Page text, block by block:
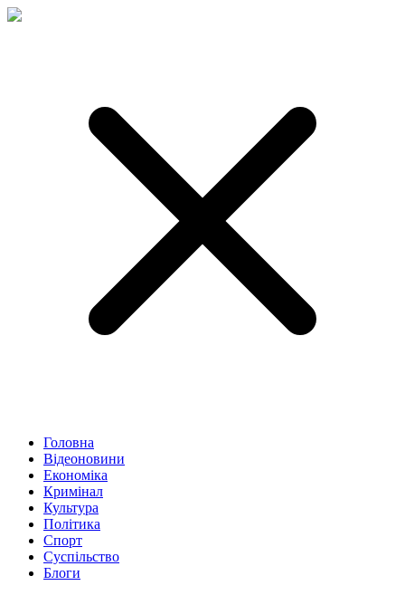
Головна
Відеоновини
Економіка
Кримінал
Культура
Політика
Спорт
Суспільство
Блоги